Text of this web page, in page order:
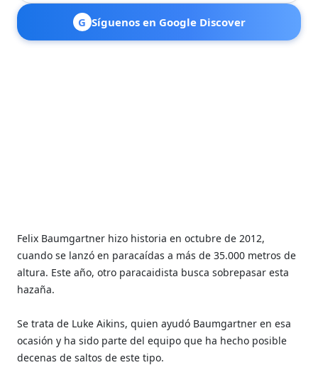
G Síguenos en Google Discover
Felix Baumgartner hizo historia en octubre de 2012,
cuando se lanzó en paracaídas a más de 35.000 metros de
altura. Este año, otro paracaidista busca sobrepasar esta
hazaña.
Se trata de Luke Aikins, quien ayudó Baumgartner en esa
ocasión y ha sido parte del equipo que ha hecho posible
decenas de saltos de este tipo.